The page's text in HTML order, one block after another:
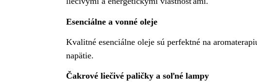
Esenciálne a vonné oleje
Kvalitné esenciálne oleje sú perfektné na
napätie.
Čakrové liečivé paličky a soľné lampy